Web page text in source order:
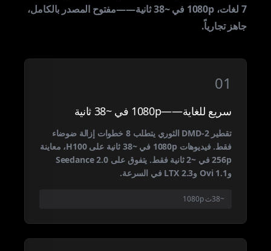
7 لغات، 1080p في ~38 ثانية——مفتوح المصدر بالكامل،
جاهز تجارياً.
01
سريع للغاية——1080p في ~38 ثانية
تقطير DMD-2 الثوري يتطلب 8 خطوات إزالة ضوضاء
فقط. فيديوهات 1080p في ~38 ثانية على H100، معاينة
256p في ~2 ثانية فقط. يتفوق على Seedance 2.0
وOvi 1.1 وLTX 2.3 في السرعة.
~38ث 1080p